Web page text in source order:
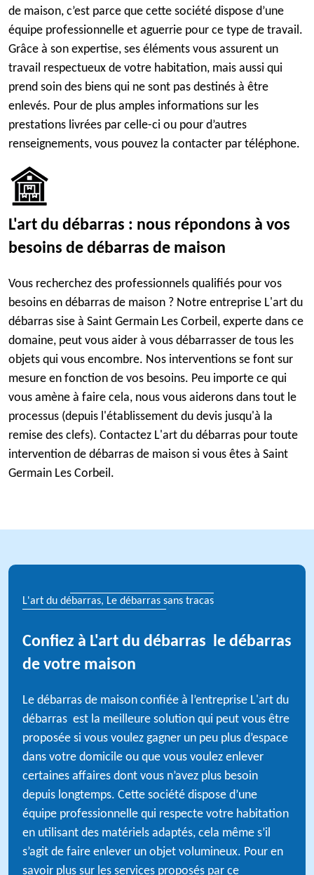
de maison, c’est parce que cette société dispose d’une
équipe professionnelle et aguerrie pour ce type de travail.
Grâce à son expertise, ses éléments vous assurent un
travail respectueux de votre habitation, mais aussi qui
prend soin des biens qui ne sont pas destinés à être
enlevés. Pour de plus amples informations sur les
prestations livrées par celle-ci ou pour d’autres
renseignements, vous pouvez la contacter par téléphone.
L'art du débarras : nous répondons à vos
besoins de débarras de maison
Vous recherchez des professionnels qualifiés pour vos
besoins en débarras de maison ? Notre entreprise L'art du
débarras sise à Saint Germain Les Corbeil, experte dans ce
domaine, peut vous aider à vous débarrasser de tous les
objets qui vous encombre. Nos interventions se font sur
mesure en fonction de vos besoins. Peu importe ce qui
vous amène à faire cela, nous vous aiderons dans tout le
processus (depuis l'établissement du devis jusqu'à la
remise des clefs). Contactez L'art du débarras pour toute
intervention de débarras de maison si vous êtes à Saint
Germain Les Corbeil.
L'art du débarras, Le débarras sans tracas
Confiez à L'art du débarras le débarras
de votre maison
Le débarras de maison confiée à l’entreprise L'art du
débarras est la meilleure solution qui peut vous être
proposée si vous voulez gagner un peu plus d’espace
dans votre domicile ou que vous voulez enlever
certaines affaires dont vous n’avez plus besoin
depuis longtemps. Cette société dispose d’une
équipe professionnelle qui respecte votre habitation
en utilisant des matériels adaptés, cela même s’il
s’agit de faire enlever un objet volumineux. Pour en
savoir plus sur les services proposés par ce